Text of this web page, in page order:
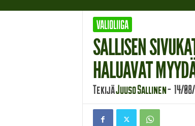
VALIOLIIGA
SALLISEN
HALUAVAT
TekijäJuuso Sallinen- 14/